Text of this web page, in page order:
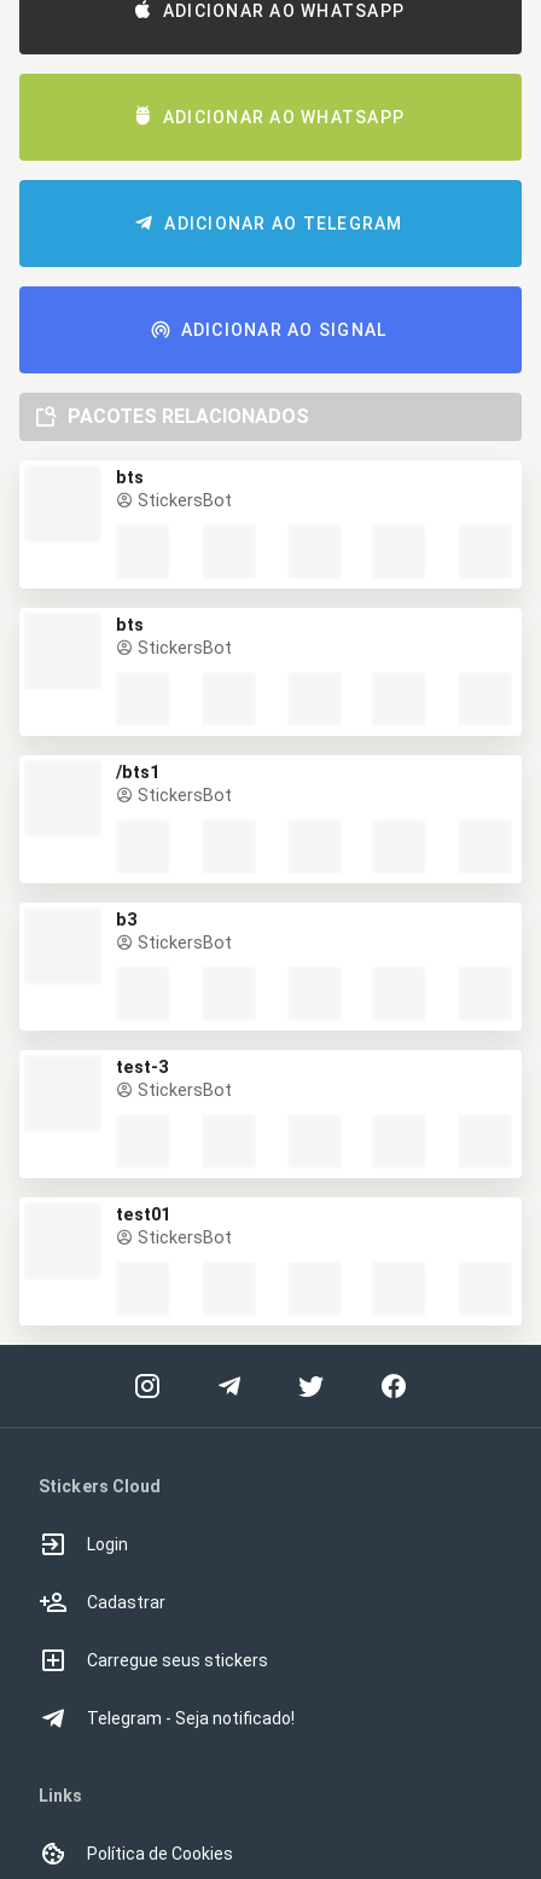
ADICIONAR AO WHATSAPP
ADICIONAR AO WHATSAPP
ADICIONAR AO TELEGRAM
ADICIONAR AO SIGNAL
PACOTES RELACIONADOS
bts
StickersBot
bts
StickersBot
/bts1
StickersBot
b3
StickersBot
test-3
StickersBot
test01
StickersBot
Stickers Cloud
Login
Cadastrar
Carregue seus stickers
Telegram - Seja notificado!
Links
Política de Cookies